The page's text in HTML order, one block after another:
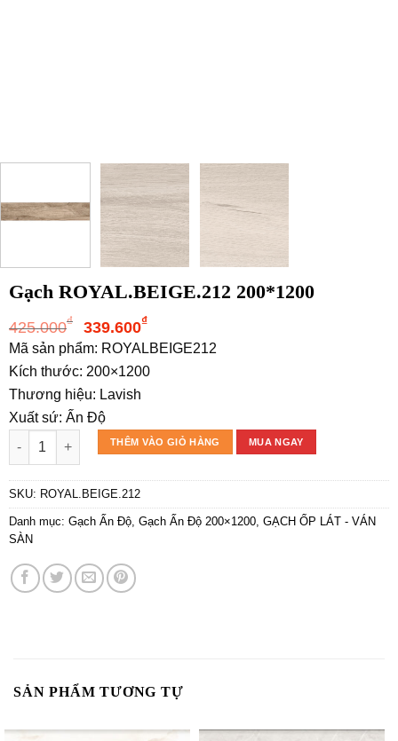
Gạch ROYAL.BEIGE.212 200*1200
425.000₫
Giá
gốc
là:
425.000₫.
339.600₫Giá
hiện
tại
Mã sản phẩm: ROYALBEIGE212
Kích thước: 200×1200
Thương hiệu: Lavish
Xuất sứ: Ấn Độ
Gạch ROYAL.BEIGE.212 200*1200 số lượng
THÊM VÀO GIỎ HÀNG MUA NGAY
SKU: ROYAL.BEIGE.212
Danh mục: Gạch Ấn Độ Gạch Ấn Độ 200×1200 GẠCH ỐP LÁT - VÁN
SÀN
SẢN PHẨM TƯƠNG TỰ